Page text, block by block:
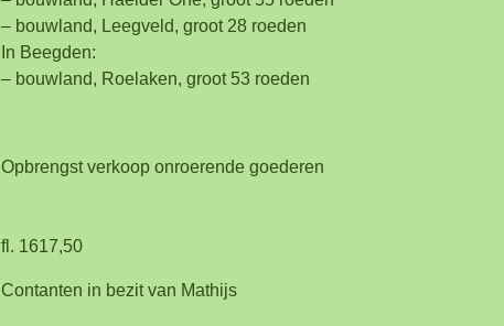
– bouwland, Leegveld, groot 28 roeden
In Beegden:
– bouwland, Roelaken, groot 53 roeden
Opbrengst verkoop onroerende goederen
fl. 1617,50
Contanten in bezit van Mathijs